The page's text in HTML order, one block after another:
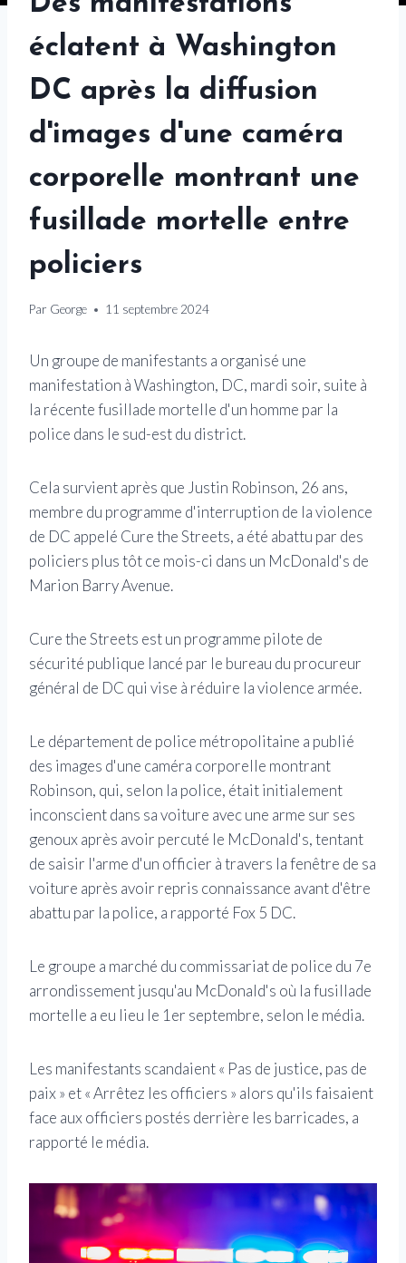
éclatent à Washington
DC après la diffusion
d'images d'une caméra
corporelle montrant une
fusillade mortelle entre
policiers
Par George 11 septembre 2024
Un groupe de manifestants a organisé une
manifestation à Washington, DC, mardi soir, suite à
la récente fusillade mortelle d'un homme par la
police dans le sud-est du district.
Cela survient après que Justin Robinson, 26 ans,
membre du programme d'interruption de la violence
de DC appelé Cure the Streets, a été abattu par des
policiers plus tôt ce mois-ci dans un McDonald's de
Marion Barry Avenue.
Cure the Streets est un programme pilote de
sécurité publique lancé par le bureau du procureur
général de DC qui vise à réduire la violence armée.
Le département de police métropolitaine a publié
des images d'une caméra corporelle montrant
Robinson, qui, selon la police, était initialement
inconscient dans sa voiture avec une arme sur ses
genoux après avoir percuté le McDonald's, tentant
de saisir l'arme d'un officier à travers la fenêtre de sa
voiture après avoir repris connaissance avant d'être
abattu par la police, a rapporté Fox 5 DC.
Le groupe a marché du commissariat de police du 7e
arrondissement jusqu'au McDonald's où la fusillade
mortelle a eu lieu le 1er septembre, selon le média.
Les manifestants scandaient « Pas de justice, pas de
paix » et « Arrêtez les officiers » alors qu'ils faisaient
face aux officiers postés derrière les barricades, a
rapporté le média.